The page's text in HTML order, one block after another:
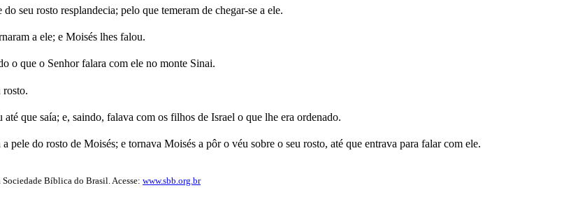
seu rosto resplandecia; pelo que temeram de chegar-se a ele.
a ele; e Moisés lhes falou.
o que o Senhor falara com ele no monte Sinai.
rosto.
que saía; e, saindo, falava com os filhos de Israel o que lhe era ordenado.
do rosto de Moisés; e tornava Moisés a pôr o véu sobre o seu rosto, até que entrava para falar com ele.
Bíblica do Brasil. Acesse: www.sbb.org.br